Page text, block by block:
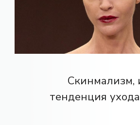
Скинмализм,
тенденция